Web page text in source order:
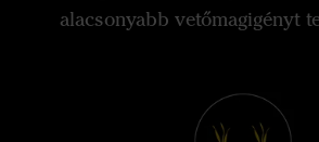
alacsonyabb vetőmagigényt